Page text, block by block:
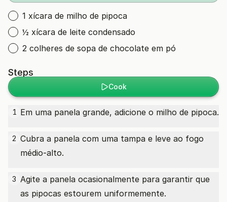
1 xícara de milho de pipoca
½ xícara de leite condensado
2 colheres de sopa de chocolate em pó
Steps
Cook
1 Em uma panela grande, adicione o milho de pipoca.
2 Cubra a panela com uma tampa e leve ao fogo
médio-alto.
3 Agite a panela ocasionalmente para garantir que
as pipocas estourem uniformemente.